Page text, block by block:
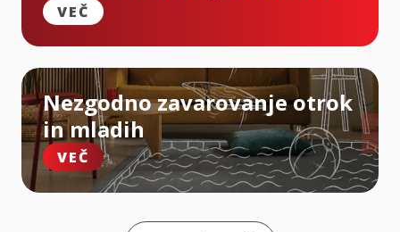
VEČ
Nezgodno zavarovanje otrok
in mladih
VEČ